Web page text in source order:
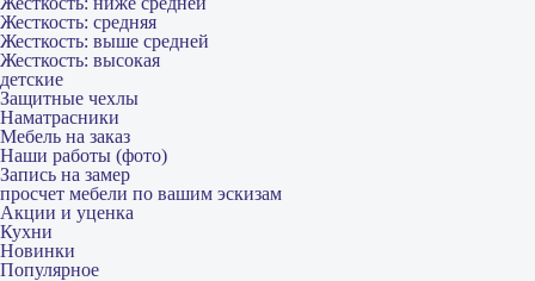
Жесткость: средняя
Жесткость: выше средней
Жесткость: высокая
детские
Защитные чехлы
Наматрасники
Мебель на заказ
Наши работы (фото)
Запись на замер
просчет мебели по вашим эскизам
Акции и уценка
Кухни
Новинки
Популярное